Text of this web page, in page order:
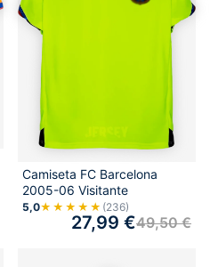
Camiseta FC Barcelona
2005-06 Visitante
5,0★★★★★ (236)
49,50€
27,99 €